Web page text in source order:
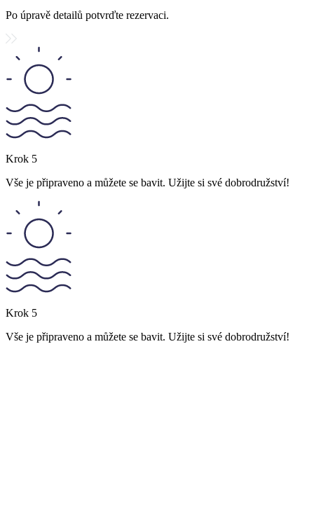
Po úpravě detailů potvrďte rezervaci.
Krok 5
Vše je připraveno a můžete se bavit. Užijte si své dobrodružství!
Krok 5
Vše je připraveno a můžete se bavit. Užijte si své dobrodružství!